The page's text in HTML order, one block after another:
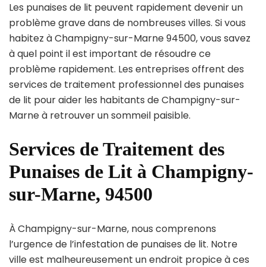
Les punaises de lit peuvent rapidement devenir un
problème grave dans de nombreuses villes. Si vous
habitez à Champigny-sur-Marne 94500, vous savez
à quel point il est important de résoudre ce
problème rapidement. Les entreprises offrent des
services de traitement professionnel des punaises
de lit pour aider les habitants de Champigny-sur-
Marne à retrouver un sommeil paisible.
Services de Traitement des
Punaises de Lit à Champigny-
sur-Marne, 94500
À Champigny-sur-Marne, nous comprenons
l’urgence de l’infestation de punaises de lit. Notre
ville est malheureusement un endroit propice à ces